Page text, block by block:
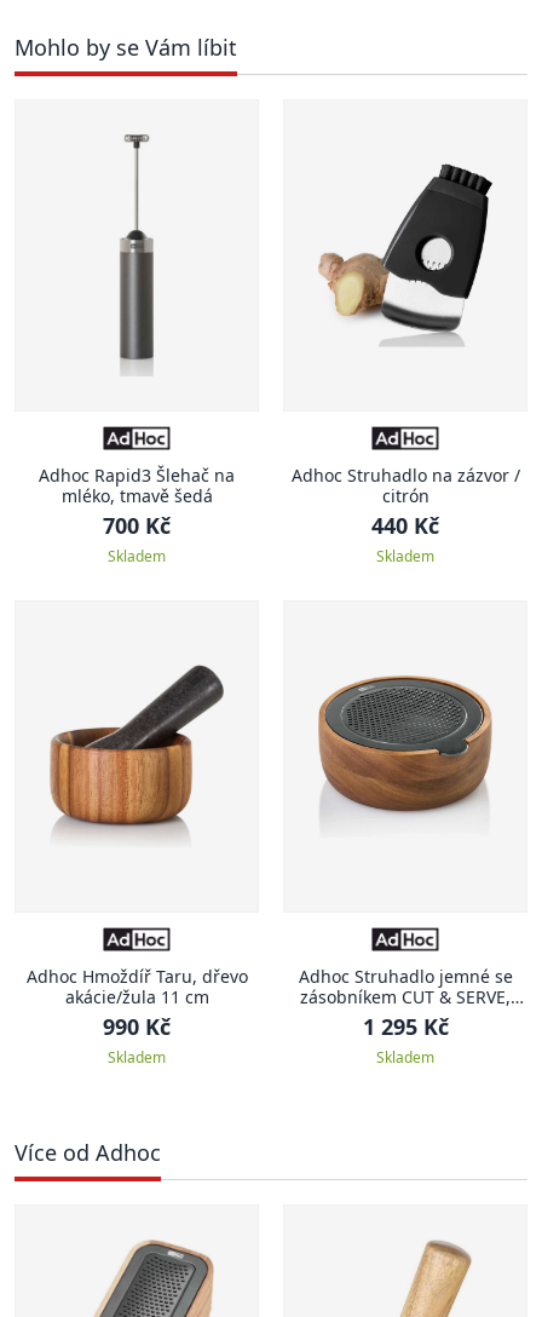
Mohlo by se Vám líbit
Adhoc Rapid3 Šlehač na
mléko, tmavě šedá
700 Kč
Skladem
Adhoc Struhadlo na zázvor /
citrón
440 Kč
Skladem
Adhoc Hmoždíř Taru, dřevo
akácie/žula 11 cm
990 Kč
Skladem
Adhoc Struhadlo jemné se
zásobníkem CUT & SERVE,
černý
1 295 Kč
Skladem
Více od Adhoc